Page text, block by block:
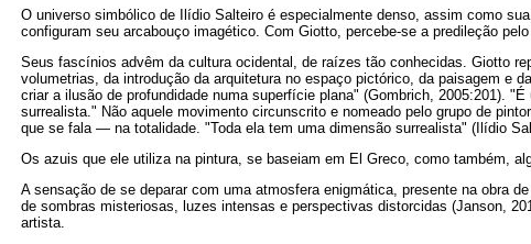
O universo simbólico de Ilídio Salteiro é especialmente denso, assim como
configuram seu arcabouço imagético. Com Giotto, percebe-se a predileção
Seus fascínios advêm da cultura ocidental, de raízes tão conhecidas. Giotto
volumetrias, da introdução da arquitetura no espaço pictórico, da paisagem e
criar a ilusão de profundidade numa superfície plana" (Gombrich, 2005:201).
surrealista." Não aquele movimento circunscrito e nomeado pelo grupo de
que se fala — na totalidade. "Toda ela tem uma dimensão surrealista" (Ilídio
Os azuis que ele utiliza na pintura, se baseiam em El Greco, como também,
A sensação de se deparar com uma atmosfera enigmática, presente na obra
de sombras misteriosas, luzes intensas e perspectivas distorcidas (Janson,
artista.